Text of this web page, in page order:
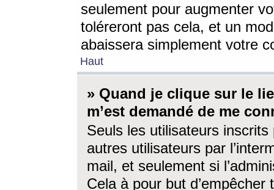
seulement pour augmenter
toléreront pas cela, et un
abaissera simplement votre
Haut
» Quand je clique sur le
m’est demandé de me
Seuls les utilisateurs
autres utilisateurs par
mail, et seulement si
Cela à pour but